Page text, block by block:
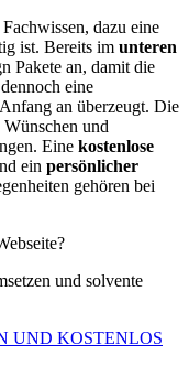
dazu eine
ist. Bereits im unteren
Pakete an, damit die
eine
an überzeugt. Die
und
Eine kostenlose
ein persönlicher
gehören bei
und solvente
UND KOSTENLOS